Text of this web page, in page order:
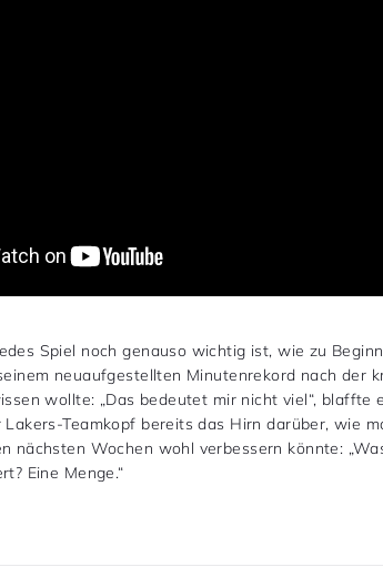
Spiel noch genauso wichtig ist, wie zu
neuaufgestellten Minutenrekord nach der
wollte: „Das bedeutet mir nicht viel“, blaffte
Teamkopf bereits das Hirn darüber, wie
nächsten Wochen wohl verbessern könnte:
Eine Menge.“